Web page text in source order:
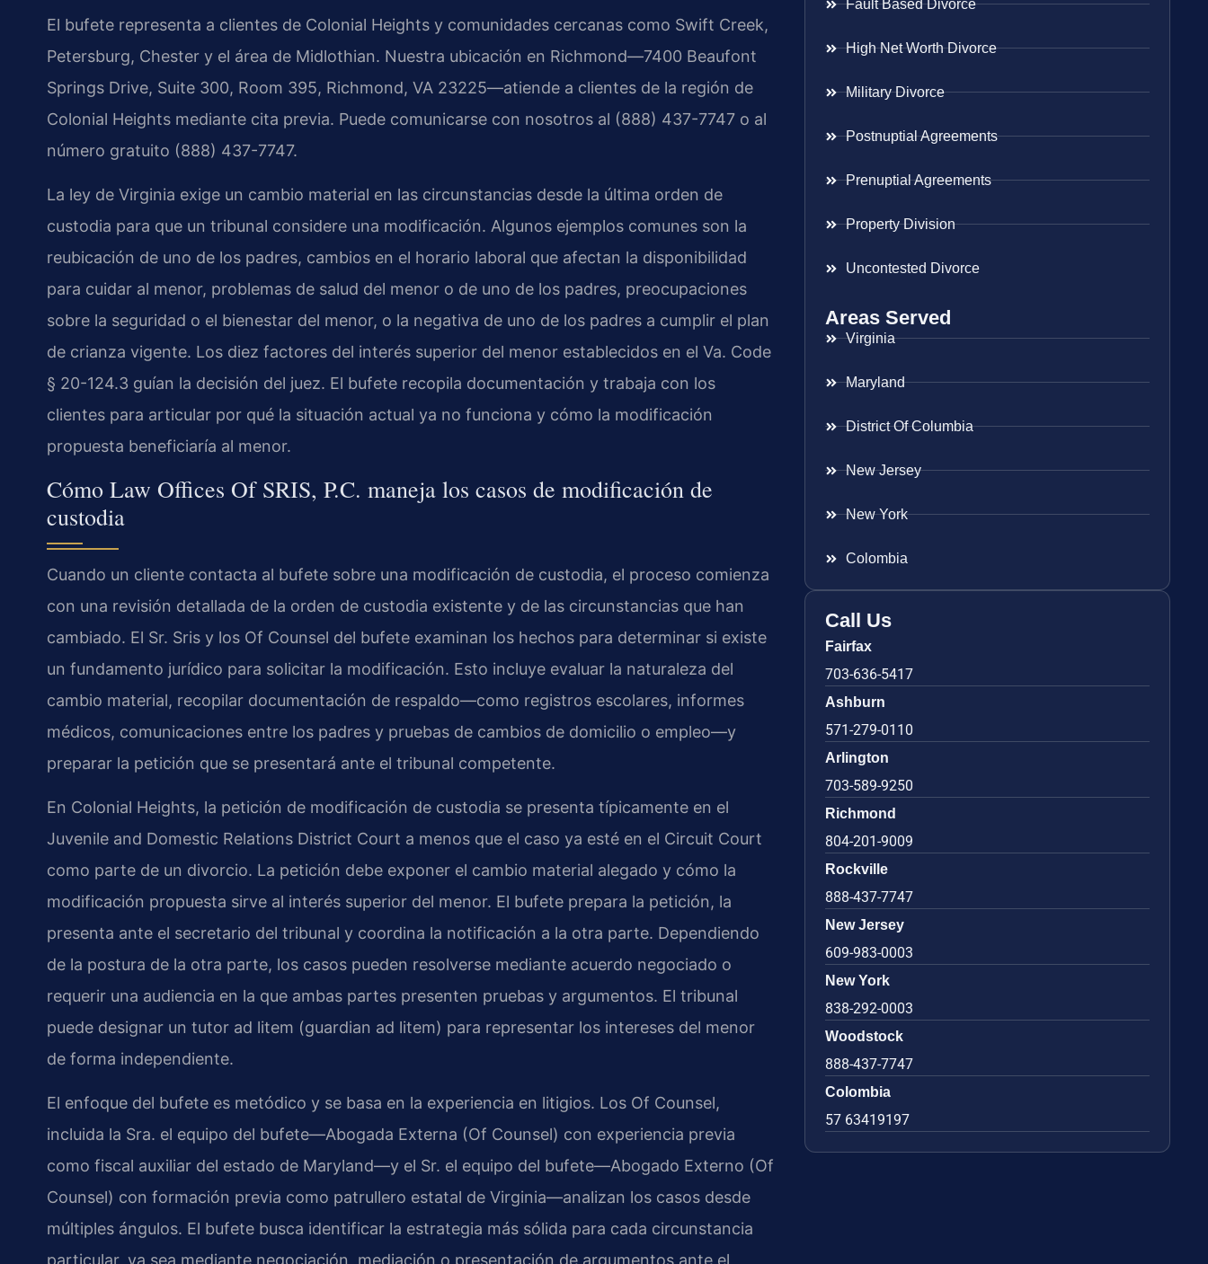
El bufete representa a clientes de Colonial Heights y comunidades cercanas como Swift Creek,
Petersburg, Chester y el área de Midlothian. Nuestra ubicación en Richmond—7400 Beaufont
Springs Drive, Suite 300, Room 395, Richmond, VA 23225—atiende a clientes de la región de
Colonial Heights mediante cita previa. Puede comunicarse con nosotros al (888) 437-7747 o al
número gratuito (888) 437-7747.
La ley de Virginia exige un cambio material en las circunstancias desde la última orden de
custodia para que un tribunal considere una modificación. Algunos ejemplos comunes son la
reubicación de uno de los padres, cambios en el horario laboral que afectan la disponibilidad
para cuidar al menor, problemas de salud del menor o de uno de los padres, preocupaciones
sobre la seguridad o el bienestar del menor, o la negativa de uno de los padres a cumplir el plan
de crianza vigente. Los diez factores del interés superior del menor establecidos en el Va. Code
§ 20-124.3 guían la decisión del juez. El bufete recopila documentación y trabaja con los
clientes para articular por qué la situación actual ya no funciona y cómo la modificación
propuesta beneficiaría al menor.
Cómo Law Offices Of SRIS, P.C. maneja los casos de modificación de
custodia
Cuando un cliente contacta al bufete sobre una modificación de custodia, el proceso comienza
con una revisión detallada de la orden de custodia existente y de las circunstancias que han
cambiado. El Sr. Sris y los Of Counsel del bufete examinan los hechos para determinar si existe
un fundamento jurídico para solicitar la modificación. Esto incluye evaluar la naturaleza del
cambio material, recopilar documentación de respaldo—como registros escolares, informes
médicos, comunicaciones entre los padres y pruebas de cambios de domicilio o empleo—y
preparar la petición que se presentará ante el tribunal competente.
En Colonial Heights, la petición de modificación de custodia se presenta típicamente en el
Juvenile and Domestic Relations District Court a menos que el caso ya esté en el Circuit Court
como parte de un divorcio. La petición debe exponer el cambio material alegado y cómo la
modificación propuesta sirve al interés superior del menor. El bufete prepara la petición, la
presenta ante el secretario del tribunal y coordina la notificación a la otra parte. Dependiendo
de la postura de la otra parte, los casos pueden resolverse mediante acuerdo negociado o
requerir una audiencia en la que ambas partes presenten pruebas y argumentos. El tribunal
puede designar un tutor ad litem (guardian ad litem) para representar los intereses del menor
de forma independiente.
El enfoque del bufete es metódico y se basa en la experiencia en litigios. Los Of Counsel,
incluida la Sra. el equipo del bufete—Abogada Externa (Of Counsel) con experiencia previa
como fiscal auxiliar del estado de Maryland—y el Sr. el equipo del bufete—Abogado Externo (Of
Counsel) con formación previa como patrullero estatal de Virginia—analizan los casos desde
múltiples ángulos. El bufete busca identificar la estrategia más sólida para cada circunstancia
Fault Based Divorce
High Net Worth Divorce
Military Divorce
Postnuptial Agreements
Prenuptial Agreements
Property Division
Uncontested Divorce
Areas Served
Virginia
Maryland
District Of Columbia
New Jersey
New York
Colombia
Call Us
Fairfax
703-636-5417
Ashburn
571-279-0110
Arlington
703-589-9250
Richmond
804-201-9009
Rockville
888-437-7747
New Jersey
609-983-0003
New York
838-292-0003
Woodstock
888-437-7747
Colombia
57 63419197